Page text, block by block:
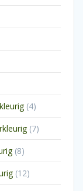
44
producten
77
producten
88
producten
1212
producten